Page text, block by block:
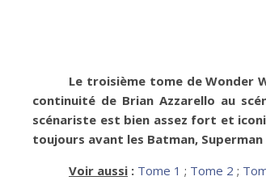
Le troisième tome de Wonder
continuité de Brian Azzarello au
scénariste est bien assez fort et
toujours avant les Batman,
Voir aussi : Tome 1 ; Tome 2 ;